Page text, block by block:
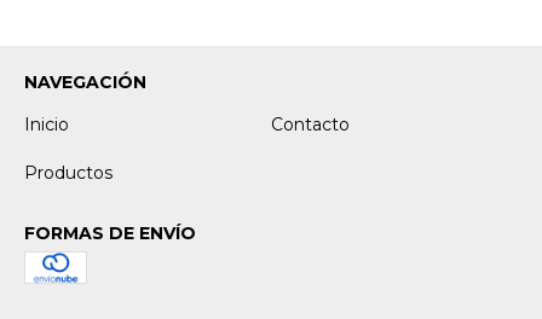
NAVEGACIÓN
Inicio
Contacto
Productos
FORMAS DE ENVÍO